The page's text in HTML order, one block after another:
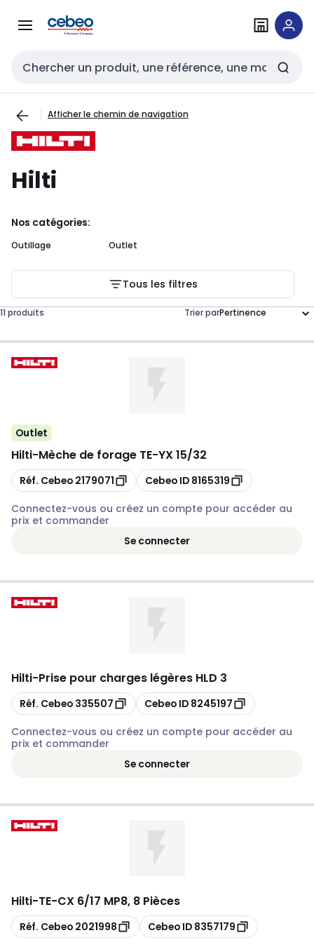
navigationau
Entrée de recherche
Afficher le chemin de navigation
Hilti
Nos catégories:
Outillage Outlet
Tous les filtres
11 produits Trier par
Outlet
Hilti-Mèche de forage TE-YX 15/32
Copier
Réf. Cebeo 2179071 Copier
Cebeo ID 8165319
Connectez-vous ou créez un compte pour accéder au
prix et commander
Se connecter
Hilti-Prise pour charges légères HLD 3
Copier
Réf. Cebeo 335507 Copier
Cebeo ID 8245197
Connectez-vous ou créez un compte pour accéder au
prix et commander
Se connecter
Hilti-TE-CX 6/17 MP8, 8 Pièces
Copier
Réf. Cebeo 2021998 Copier
Cebeo ID 8357179